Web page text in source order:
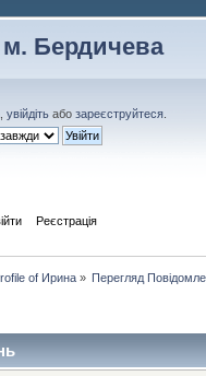
Бердичева
увійдіть або зареєструйтеся
Реєстрація
of Ирина» Перегляд